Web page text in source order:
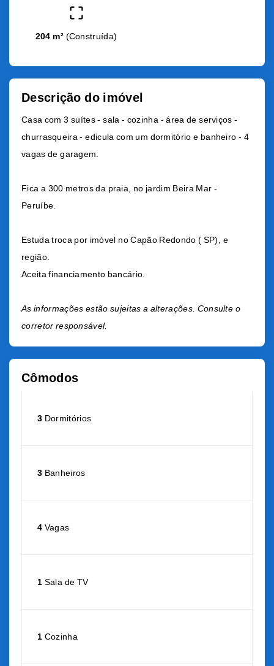
204 m² (Construída)
Descrição do imóvel
Casa com 3 suítes - sala - cozinha - área de serviços -
churrasqueira - edicula com um dormitório e banheiro - 4
vagas de garagem.
Fica a 300 metros da praia, no jardim Beira Mar -
Peruíbe.
Estuda troca por imóvel no Capão Redondo ( SP), e
região.
Aceita financiamento bancário.
As informações estão sujeitas a alterações. Consulte o
corretor responsável.
Cômodos
3 Dormitórios
3 Banheiros
4 Vagas
1 Sala de TV
1 Cozinha